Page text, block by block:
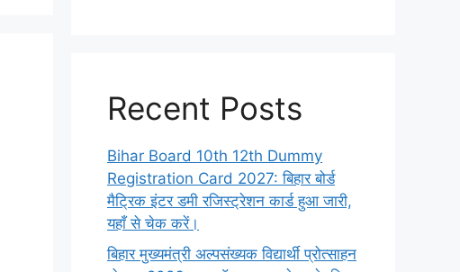
Recent Posts
Bihar Board 10th 12th Dummy
Registration Card 2027: बिहार बोर्ड
मैट्रिक इंटर डमी रजिस्ट्रेशन कार्ड हुआ जारी,
यहाँ से चेक करें।
बिहार मुख्यमंत्री अल्पसंख्यक विद्यार्थी प्रोत्साहन